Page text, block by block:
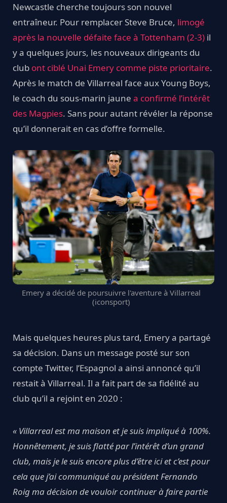
Newcastle cherche toujours son nouvel
entraîneur. Pour remplacer Steve Bruce, limogé
après la nouvelle défaite face à Tottenham (2-3) il
y a quelques jours, les nouveaux dirigeants du
club ont ciblé Unai Emery comme piste prioritaire.
Après le match de Villarreal face aux Young Boys,
le coach du sous-marin jaune a confirmé l’intérêt
des Magpies. Sans pour autant révéler la réponse
qu’il donnerait en cas d’offre formelle.
Emery a décidé de poursuivre l'aventure à Villarreal
(iconsport)
Mais quelques heures plus tard, Emery a partagé
sa décision. Dans un message posté sur son
compte Twitter, l’Espagnol a ainsi annoncé qu’il
restait à Villarreal. Il a fait part de sa fidélité au
club qu’il a rejoint en 2020 :
« Villarreal est ma maison et je suis impliqué à 100%.
Honnêtement, je suis flatté par l’intérêt d’un grand
club, mais je le suis encore plus d’être ici et c’est pour
cela que j’ai communiqué au président Fernando
Roig ma décision de vouloir continuer à faire partie